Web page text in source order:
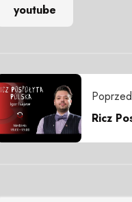
youtube
Ricz